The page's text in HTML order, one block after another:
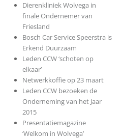
Dierenkliniek Wolvega in
finale Ondernemer van
Friesland
Bosch Car Service Speerstra is
Erkend Duurzaam
Leden CCW ‘schoten op
elkaar’
Netwerkkoffie op 23 maart
Leden CCW bezoeken de
Onderneming van het Jaar
2015
Presentatiemagazine
‘Welkom in Wolvega’